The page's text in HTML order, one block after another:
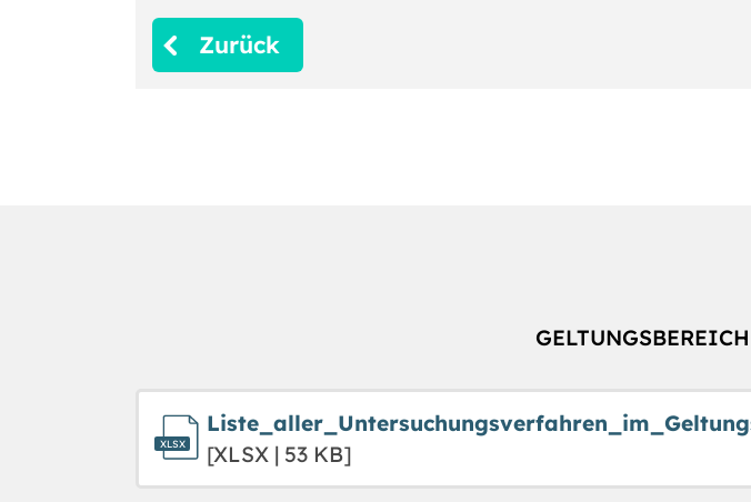
Zurück
[XLSX | 53 KB]